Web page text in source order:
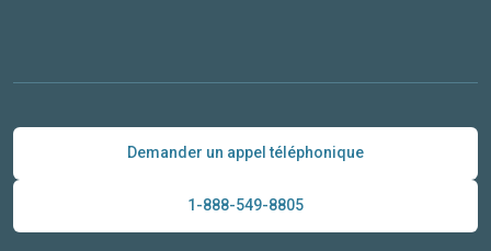
Demander un appel téléphonique
1-888-549-8805